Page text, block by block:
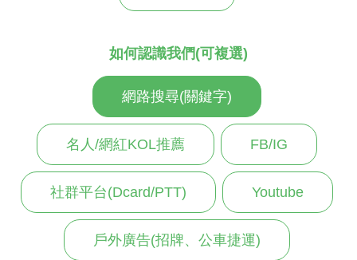
如何認識我們(可複選)
網路搜尋(關鍵字)
名人/網紅KOL推薦 FB/IG
社群平台(Dcard/PTT) Youtube
戶外廣告(招牌、公車捷運)